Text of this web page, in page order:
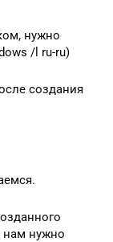
нужно
/l ru-ru)
создания
нам нужно